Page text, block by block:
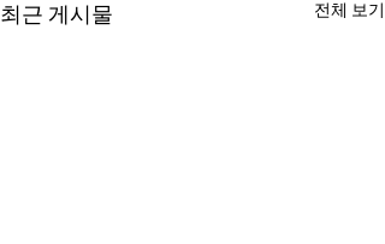
최근 게시물 전체 보기